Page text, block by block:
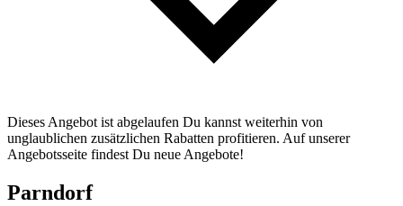
Dieses Angebot ist abgelaufen Du kannst weiterhin von
unglaublichen zusätzlichen Rabatten profitieren. Auf unserer
Angebotsseite findest Du neue Angebote!
Parndorf